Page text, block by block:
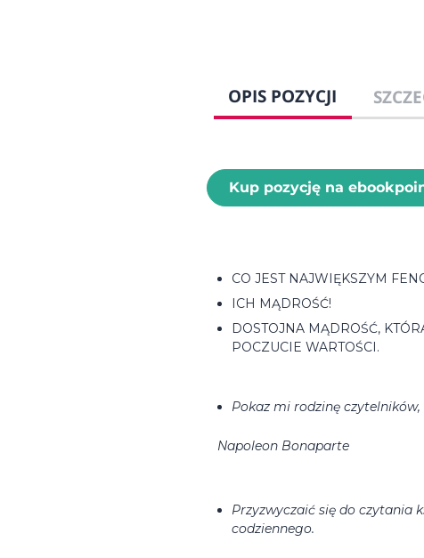
OPIS POZYCJI
Kup pozycję na
CO JEST NAJWIĘKSZYM
ICH MĄDROŚĆ!
DOSTOJNA MĄDROŚĆ,
POCZUCIE WARTOŚCI.
Pokaz mi rodzinę
Napoleon Bonaparte
Przyzwyczaić się do czytania
codziennego.